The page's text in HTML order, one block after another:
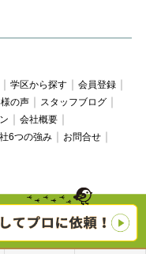
学区から探す
会員登録
の声
スタッフブログ
会社概要
6つの強み
お問合せ
ま市西区
たま市桜区